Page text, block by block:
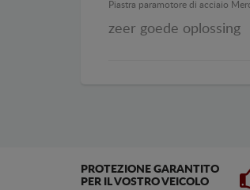
Piastra paramotore di acciaio
zeer goede oplossing
PROTEZIONE GARANTITO
PER IL VOSTRO VEICOLO